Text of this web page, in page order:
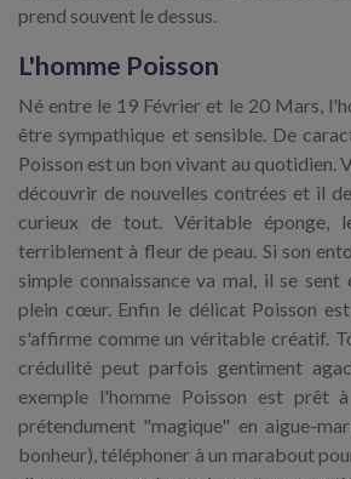
prend souvent le dessus.
L'homme Poisson
Né entre le 19 Février et le 20 Mars,
être sympathique et sensible. De
Poisson est un bon vivant au quotidien.
découvrir de nouvelles contrées et il
curieux de tout. Véritable éponge,
terriblement à fleur de peau. Si son
simple connaissance va mal, il se sent
plein cœur. Enfin le délicat Poisson
s'affirme comme un véritable créatif.
crédulité peut parfois gentiment
exemple l'homme Poisson est prêt
prétendument "magique" en aigue-
bonheur), téléphoner à un marabout